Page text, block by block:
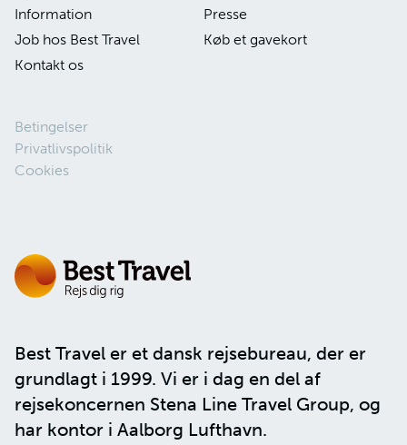
Best Travel er et dansk rejsebureau, der er
grundlagt i 1999. Vi er i dag en del af
rejsekoncernen Stena Line Travel Group, og
har kontor i Aalborg Lufthavn.
Information
Presse
Job hos Best Travel
Køb et gavekort
Kontakt os
Betingelser
Privatlivspolitik
Cookies